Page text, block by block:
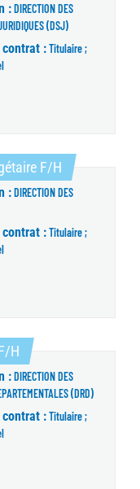
:DIRECTION DES
(DSJ)
contrat :Titulaire ;
F/H (Nouvelle
:DIRECTION DES
contrat :Titulaire ;
H (Nouvelle fenêtre)
:DIRECTION DES
(DRD)
contrat :Titulaire ;